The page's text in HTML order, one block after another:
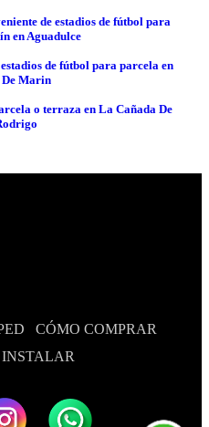
de estadios de fútbol para
en Aguadulce
de fútbol para parcela en
Marin
o terraza en La Cañada De
CÓMO COMPRAR